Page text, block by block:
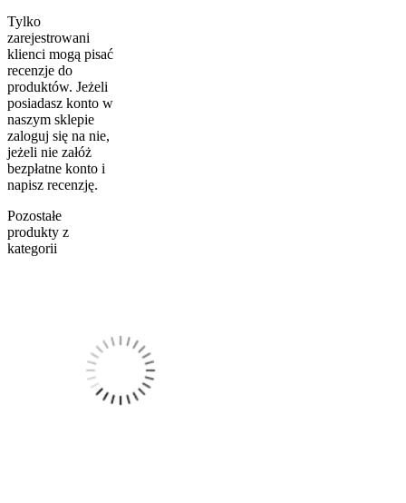
Tylko
zarejestrowani
klienci mogą pisać
recenzje do
produktów. Jeżeli
posiadasz konto w
naszym sklepie
zaloguj się na nie,
jeżeli nie załóż
bezpłatne konto i
napisz recenzję.
Pozostałe
produkty z
kategorii